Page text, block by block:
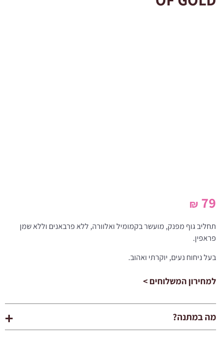
79
₪
תחליב גוף מפנק, מועשר בקמומיל ואלוורה, ללא פרבאנים וללא שמן
פראפין.
בעל ניחוח נעים, יוקרתי ואהוב.
למחירון המשלוחים >
מה במתנה?